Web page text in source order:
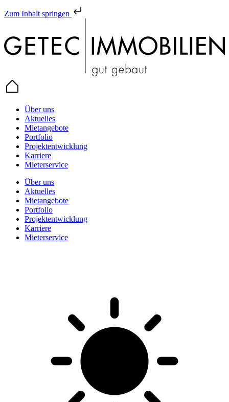
Zum Inhalt springen
Über uns
Aktuelles
Mietangebote
Portfolio
Projektentwicklung
Karriere
Mieterservice
Über uns
Aktuelles
Mietangebote
Portfolio
Projektentwicklung
Karriere
Mieterservice